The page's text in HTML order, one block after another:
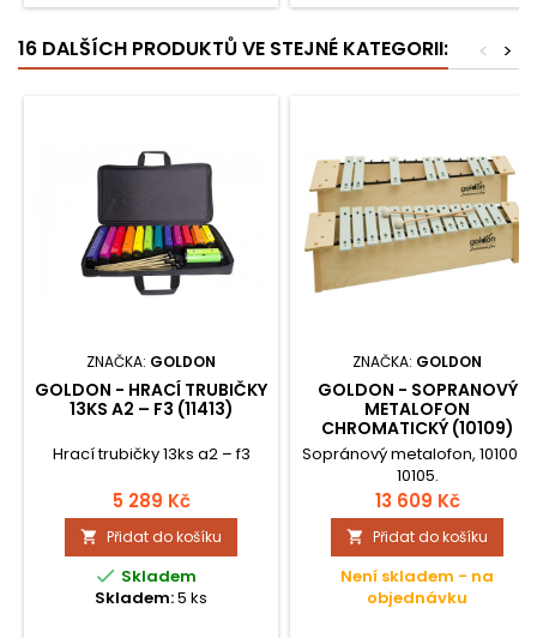
16 DALŠÍCH PRODUKTŮ VE STEJNÉ KATEGORII: >
<
ZNAČKA: GOLDON
GOLDON - HRACÍ TRUBIČKY
13KS A2 – F3 (11413)
Hrací trubičky 13ks a2 – f3
5 289 Kč
 Přidat do košíku
 Skladem
Skladem:5 ks
ZNAČKA: GOLDON
GOLDON - SOPRANOVÝ
METALOFON
CHROMATICKÝ (10109)
Sopránový metalofon, 10100 +
10105.
13 609 Kč
 Přidat do košíku
Není skladem - na
objednávku